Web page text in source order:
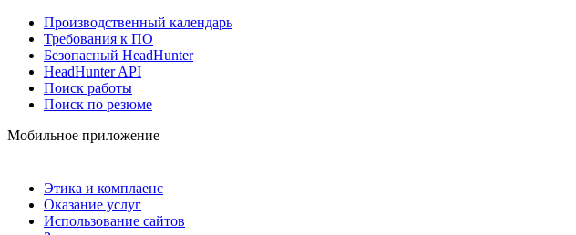
Производственный календарь
Требования к ПО
Безопасный HeadHunter
HeadHunter API
Поиск работы
Поиск по резюме
Мобильное приложение
Этика и комплаенс
Оказание услуг
Использование сайтов